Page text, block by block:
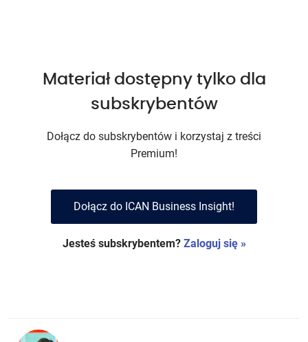
Materiał dostępny tylko dla
subskrybentów
Dołącz do subskrybentów i korzystaj z treści
Premium!
Dołącz do ICAN Business Insight!
Jesteś subskrybentem? Zaloguj się »